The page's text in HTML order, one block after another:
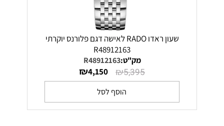
שעון ראדו RADO לאישה דגם פלורנס יוקרתי
R48912163
מק"ט:R48912163
₪5,395
₪4,150
הוסף לסל